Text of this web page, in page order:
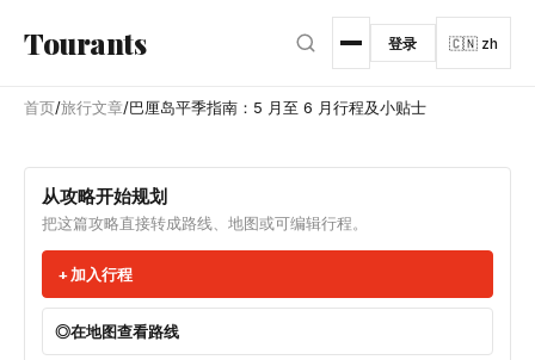
Tourants 登录 🇨🇳 zh
首页/旅行文章/巴厘岛平季指南：5 月至 6 月行程及小贴士
从攻略开始规划
把这篇攻略直接转成路线、地图或可编辑行程。
加入行程
在地图查看路线